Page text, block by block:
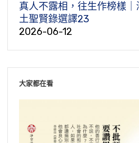
真人不露相，往生作榜樣
土聖賢錄選譯23
2026-06-12
大家都在看